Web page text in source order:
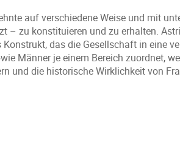
auf verschiedene Weise und mit
– zu konstituieren und zu erhalten.
das die Gesellschaft in eine
Männer je einem Bereich zuordnet,
und die historische Wirklichkeit von